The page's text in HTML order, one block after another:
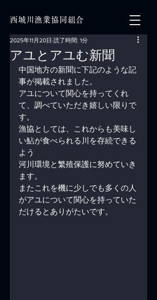
西城川漁業協同組合
アユとアユむ新聞
2025年11月20日 読了時間: 1分
中国地方の新聞に下記のような記
事が掲載されました。
アユについて関心を持ってくれ
て、調べていただき嬉しい限りで
す。
漁協としては、これからも美味し
い鮎が食べられる川を存続できる
よう
河川環境と繁殖保護に努めていき
ます。
またこれを機に少しでも多くの人
がアユについて関心を持っていた
だけるとありがたいです。